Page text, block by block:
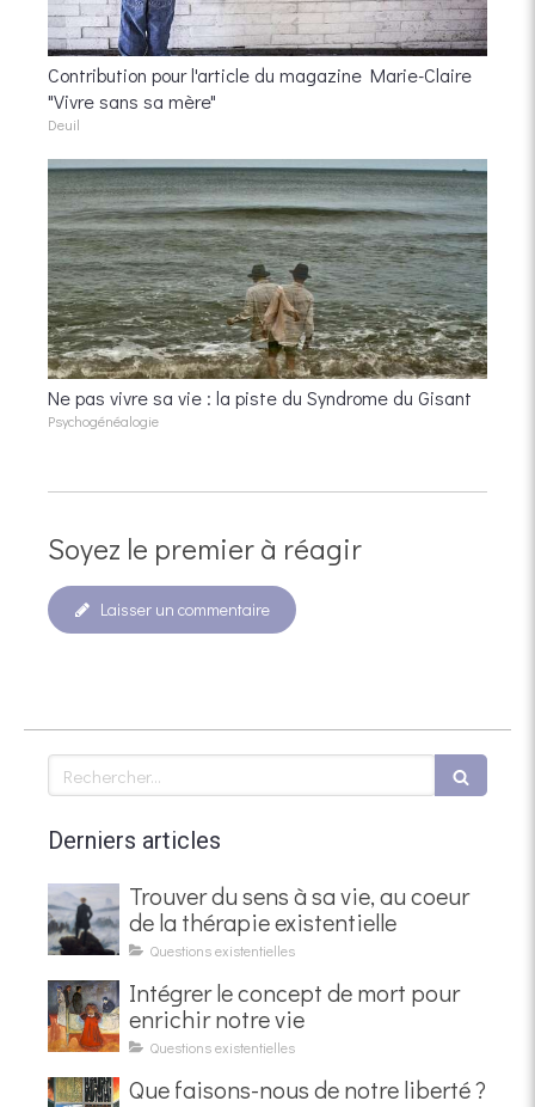
Contribution pour l'article du magazine Marie-Claire
"Vivre sans sa mère"
Deuil
Ne pas vivre sa vie : la piste du Syndrome du Gisant
Psychogénéalogie
Soyez le premier à réagir
Laisser un commentaire
Rechercher
Derniers articles
Trouver du sens à sa vie, au coeur
de la thérapie existentielle
Questions existentielles
Intégrer le concept de mort pour
enrichir notre vie
Questions existentielles
Que faisons-nous de notre liberté ?